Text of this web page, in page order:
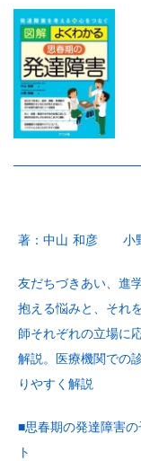
著：中山 和彦 小
友だちづきあい、進
抱える悩みと、それ
師それぞれの立場に
解説。医療機関での
りやすく解説
■思春期の発達障害
ト